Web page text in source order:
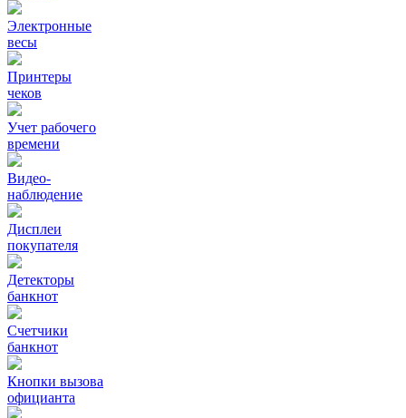
Электронные
весы
Принтеры
чеков
Учет рабочего
времени
Видео‑
наблюдение
Дисплеи
покупателя
Детекторы
банкнот
Счетчики
банкнот
Кнопки вызова
официанта